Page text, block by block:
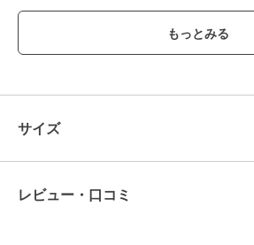
カラー **
サイズ
サイズ
レビュー・口コミ